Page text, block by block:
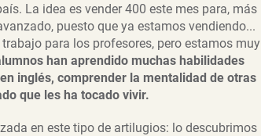
La idea es vender 400 este mes para, más
puesto que ya estamos vendiendo...
para los profesores, pero estamos muy
han aprendido muchas habilidades
inglés, comprender la mentalidad de otras
que les ha tocado vivir.
en este tipo de artilugios: lo descubrimos